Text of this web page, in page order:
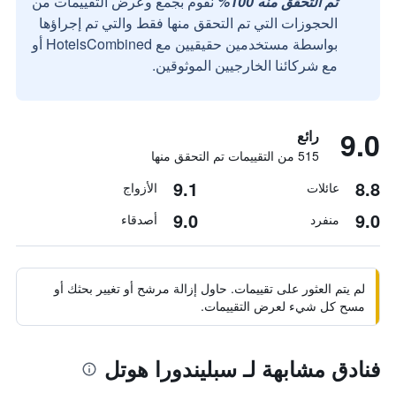
الحجوزات التي تم التحقق منها فقط والتي تم إجراؤها
بواسطة مستخدمين حقيقيين مع HotelsCombined أو
مع شركائنا الخارجيين الموثوقين.
9.0 رائع
515 من التقييمات تم التحقق منها
8.8 عائلات 9.1 الأزواج
9.0 منفرد 9.0 أصدقاء
لم يتم العثور على تقييمات. حاول إزالة مرشح أو تغيير بحثك أو
مسح كل شيء لعرض التقييمات.
فنادق مشابهة لـ سبليندورا هوتل